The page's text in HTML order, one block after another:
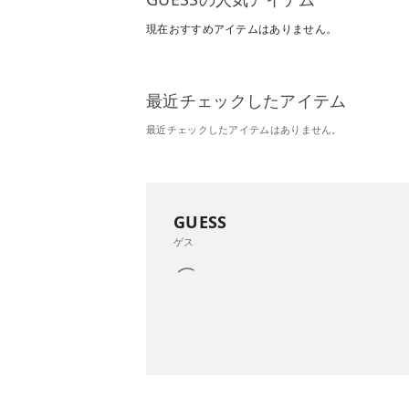
現在おすすめアイテムはありません。
最近チェックしたアイテム
最近チェックしたアイテムはありません。
GUESS
ゲス